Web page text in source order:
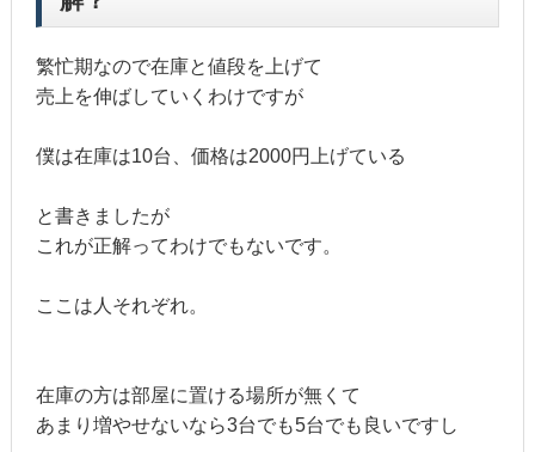
繁忙期なので在庫と値段を上げて
売上を伸ばしていくわけですが
僕は在庫は10台、価格は2000円上げている
と書きましたが
これが正解ってわけでもないです。
ここは人それぞれ。
在庫の方は部屋に置ける場所が無くて
あまり増やせないなら3台でも5台でも良いですし